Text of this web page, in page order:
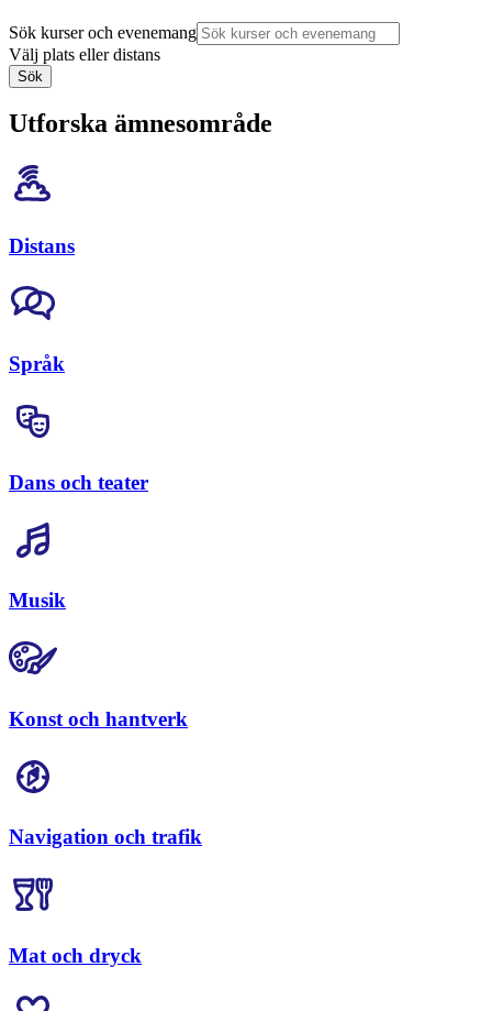
Sök kurser och evenemang
Välj plats eller distans
Sök
Utforska ämnesområde
Distans
Språk
Dans och teater
Musik
Konst och hantverk
Navigation och trafik
Mat och dryck